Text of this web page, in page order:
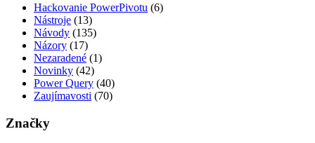
Hackovanie PowerPivotu (6)
Nástroje (13)
Návody (135)
Názory (17)
Nezaradené (1)
Novinky (42)
Power Query (40)
Zaujímavosti (70)
Značky